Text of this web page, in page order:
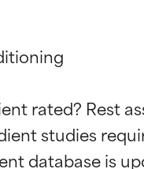
rated? Rest
studies
Valutazione
OTTIMO
Comprovati e
parte dei tipi di pelle
Valutazione
OTTIMO
Comprovati e
parte dei tipi di pelle